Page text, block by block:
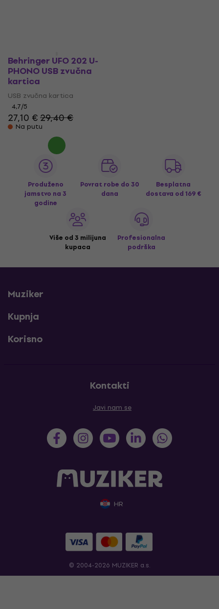
Behringer UFO 202 U-
PHONO USB zvučna
kartica
USB zvučna kartica
4,7/5
27,10 €29,40 €
Na putu
Produženo
jamstvo na 3
godine
Povrat robe do 30
dana
Besplatna
dostava od 169 €
Više od 3 milijuna
kupaca
Profesionalna
podrška
Muziker
Kupnja
Korisno
Kontakti
Javi nam se
HR
© 2004-2026 MUZIKER a.s.